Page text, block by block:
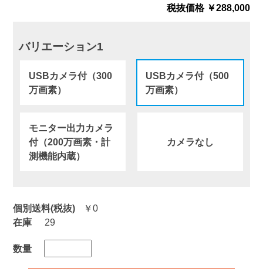
税抜価格 ￥288,000
個別送料(税抜) ￥0
バリエーション1
USBカメラ付（300
万画素）
USBカメラ付（500
万画素）
モニター出力カメラ
付（200万画素・計
測機能内蔵）
カメラなし
在庫 29
数量